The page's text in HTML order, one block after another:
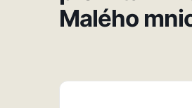
Malého